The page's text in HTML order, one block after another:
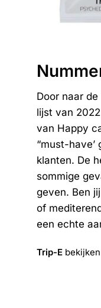
Door naar
lijst van
van Happy
“must-have’
klanten. De
sommige
geven. Ben
of
een echte
Trip-E